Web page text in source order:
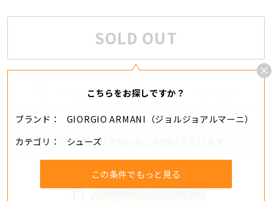
SOLD OUT
こちらをお探しですか？
ブランド
GIORGIO ARMANI（ジョルジョアルマーニ）
カテゴリ
シューズ
この条件でもっと見る
追加する
分割・リボ払いもご利用いただけます